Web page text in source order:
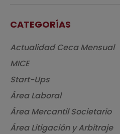
CATEGORÍAS
Actualidad Ceca Mensual
MICE
Start-Ups
Área Laboral
Área Mercantil Societario
Área Litigación y Arbitraje